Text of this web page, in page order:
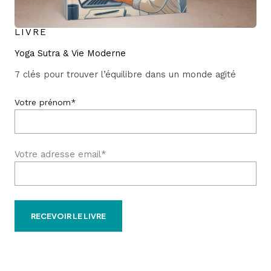
LIVRE
Yoga Sutra & Vie Moderne
7 clés pour trouver l’équilibre dans un monde agité
Votre prénom*
Votre adresse email*